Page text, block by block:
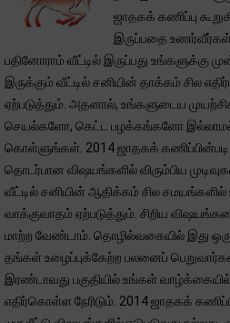
ஜாதகக் கணிப்பு
இருப்பதை உணர்வீர்கள்.
பதினோராம் வீட்டில் இருப்பது உங்களுக்கு
இருக்கும் வீட்டில் சனியின் தாக்கம் சில
ஏற்படுத்தும். அதனால், உங்களுடைய
செயல்களோ, கெட்ட பழக்கங்களோ இல்லாமல்
கொள்ளுங்கள். 2014 ஜாதகக் கணிப்பின்படி
தொடர்பான விஷயங்களில் விரும்பிய
வீட்டில் சனியின் ஆதிக்கம் சில
வாக்குவாதம் ஏற்படுத்தும். சிறிய
மாற்ற வேண்டாம். தொழில்வகையில் இது
தங்கள் உழைப்புக்கேற்ற பலனைப்
இரண்டாவது பகுதியில் உங்கள்
எதிர்கொள்ள நேரிடும். 2014 ஜாதகக்